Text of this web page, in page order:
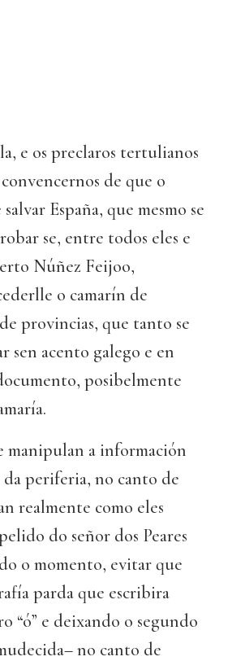
e os preclaros tertulianos
de que o
España, que mesmo se
se, entre todos eles e
Núñez Feijoo,
o camarín de
provincias, que tanto se
sen acento galego e en
posibelmente
manipulan a información
periferia, no canto de
realmente como eles
do señor dos Peares
o momento, evitar que
parda que escribira
“ó” e deixando o segundo
no canto de